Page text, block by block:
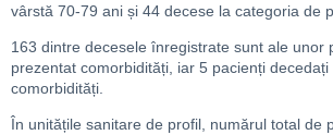
vârstă 70-79 ani și 44 decese la categoria de
163 dintre decesele înregistrate sunt ale unor
prezentat comorbidități, iar 5 pacienți
comorbidități.
În unitățile sanitare de profil, numărul total de